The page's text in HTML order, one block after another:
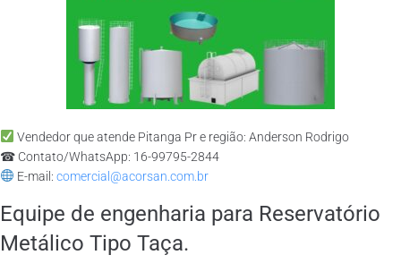
Vendedor que atende Pitanga Pr e região: Anderson Rodrigo
☎ Contato/WhatsApp: 16-99795-2844
E-mail: comercial@acorsan.com.br
Equipe de engenharia para Reservatório
Metálico Tipo Taça.